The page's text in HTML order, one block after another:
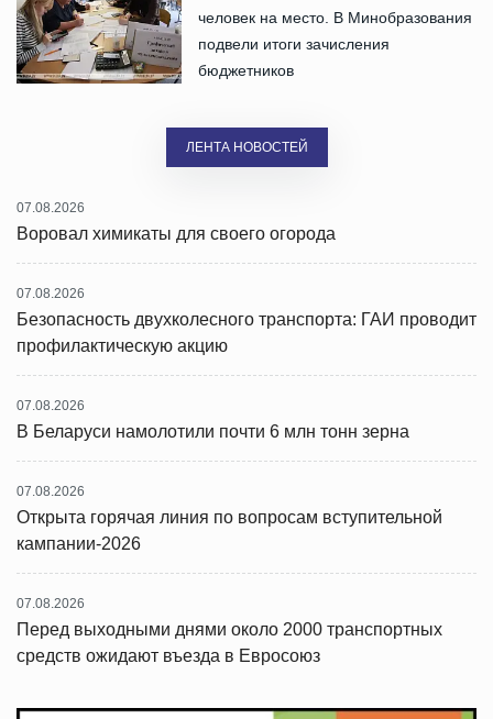
человек на место. В Минобразования
подвели итоги зачисления
бюджетников
ЛЕНТА НОВОСТЕЙ
07.08.2026
Воровал химикаты для своего огорода
07.08.2026
Безопасность двухколесного транспорта: ГАИ проводит
профилактическую акцию
07.08.2026
В Беларуси намолотили почти 6 млн тонн зерна
07.08.2026
Открыта горячая линия по вопросам вступительной
кампании-2026
07.08.2026
Перед выходными днями около 2000 транспортных
средств ожидают въезда в Евросоюз